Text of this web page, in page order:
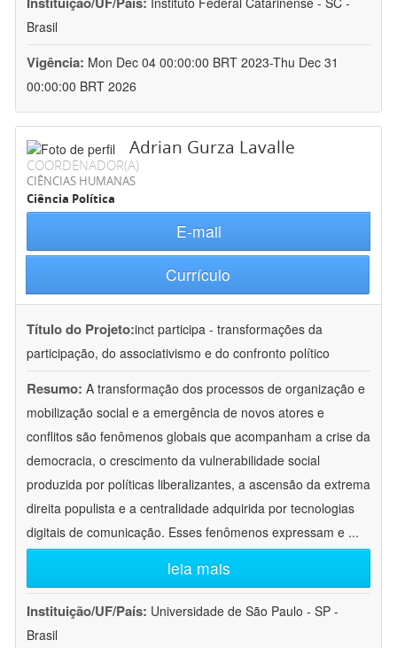
Brasil
Vigência: Mon Dec 04 00:00:00 BRT 2023-Thu Dec 31
00:00:00 BRT 2026
Adrian Gurza Lavalle
COORDENADOR(A)
CIÊNCIAS HUMANAS
Ciência Política
E-mail
Currículo
Título do Projeto:inct participa - transformações da
participação, do associativismo e do confronto político
Resumo: A transformação dos processos de organização e
mobilização social e a emergência de novos atores e
conflitos são fenômenos globais que acompanham a crise da
democracia, o crescimento da vulnerabilidade social
produzida por políticas liberalizantes, a ascensão da extrema
direita populista e a centralidade adquirida por tecnologias
digitais de comunicação. Esses fenômenos expressam e ...
leia mais
Instituição/UF/País: Universidade de São Paulo - SP -
Brasil